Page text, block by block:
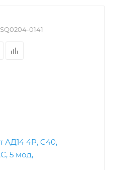
SQ0204-0141